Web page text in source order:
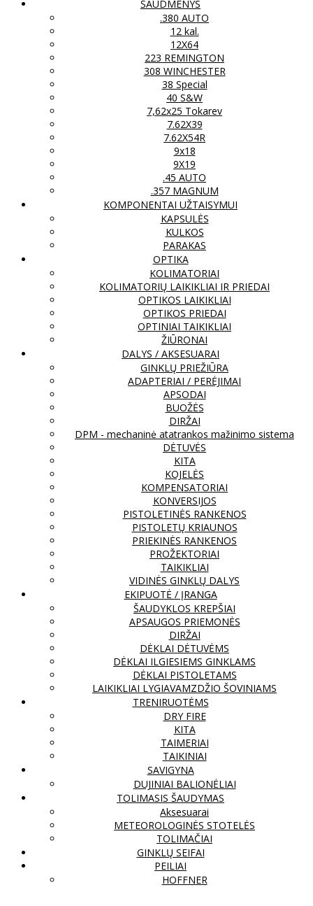
ŠAUDMENYS
.380 AUTO
12 kal.
12X64
223 REMINGTON
308 WINCHESTER
38 Special
40 S&W
7,62x25 Tokarev
7.62X39
7.62X54R
9x18
9X19
.45 AUTO
.357 MAGNUM
KOMPONENTAI UŽTAISYMUI
KAPSULĖS
KULKOS
PARAKAS
OPTIKA
KOLIMATORIAI
KOLIMATORIŲ LAIKIKLIAI IR PRIEDAI
OPTIKOS LAIKIKLIAI
OPTIKOS PRIEDAI
OPTINIAI TAIKIKLIAI
ŽIŪRONAI
DALYS / AKSESUARAI
GINKLŲ PRIEŽIŪRA
ADAPTERIAI / PERĖJIMAI
APSODAI
BUOŽĖS
DIRŽAI
DPM - mechaninė atatrankos mažinimo sistema
DĖTUVĖS
KITA
KOJELĖS
KOMPENSATORIAI
KONVERSIJOS
PISTOLETINĖS RANKENOS
PISTOLETŲ KRIAUNOS
PRIEKINĖS RANKENOS
PROŽEKTORIAI
TAIKIKLIAI
VIDINĖS GINKLŲ DALYS
EKIPUOTĖ / ĮRANGA
ŠAUDYKLOS KREPŠIAI
APSAUGOS PRIEMONĖS
DIRŽAI
DĖKLAI DĖTUVĖMS
DĖKLAI ILGIESIEMS GINKLAMS
DĖKLAI PISTOLETAMS
LAIKIKLIAI LYGIAVAMZDŽIO ŠOVINIAMS
TRENIRUOTĖMS
DRY FIRE
KITA
TAIMERIAI
TAIKINIAI
SAVIGYNA
DUJINIAI BALIONĖLIAI
TOLIMASIS ŠAUDYMAS
Aksesuarai
METEOROLOGINĖS STOTELĖS
TOLIMAČIAI
GINKLŲ SEIFAI
PEILIAI
HOFFNER